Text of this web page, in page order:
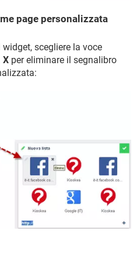
page personalizzata
scegliere la voce
X per eliminare il segnalibro